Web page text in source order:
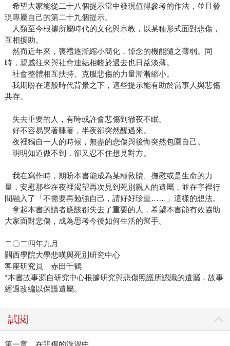
希望大家能從二十八個提示當中發現值得參考的作法，並且發
現專屬自己的第二十九個提示。
人類至今根據所屬時代的文化與宗教，以某種形式面對悲傷，
互相援助。
然而近年來，喪禮逐漸縮小簡化，悼念的機能隨之薄弱。同
時，親戚往來與社會連結相較於過去也日益淡薄。
社會整體相互扶持、克服悲傷的力量漸漸縮小。
我期盼在這般時代背景之下，這些提示能有助於當事人與悲傷
共存。
失去重要的人，有時或許會悲傷到徹夜不眠。
好不容易哭著睡著，半夜卻突然醒過來。
夜裡獨自一人的時候，無盡的悲傷與後悔突然包圍自己。
明明知道做不到，卻又忍不住想見對方。
我在寫作時，期盼本書能成為某種救贖、撫慰或是生命的力
量，安慰那些在夜裡渴望再次見到死別親人的遺屬，並在字裡行
間融入了「不需要再勉強自己，請好好珍重……」這樣的想法。
拿起本書的讀者應該都失去了重要的人，希望本書能有效協助
大家面對悲傷，成為思考今後如何生活的幫手。
二〇二四年九月
關西學院大學悲嘆與死別研究中心
客座研究員 赤田千鶴
*本書故事源自研究中心根據研究與悲傷照護所認識的遺屬，故事
經過改編以保護遺屬。
試閱
第一章 在悲傷的漩渦中